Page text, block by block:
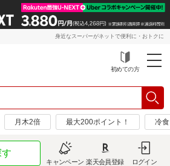
身近なスーパーがネットで便利に・おトクに
初めての方
月木2倍 最大200ポイント！ 冷
キャンペーン 楽天会員登録 ログイン